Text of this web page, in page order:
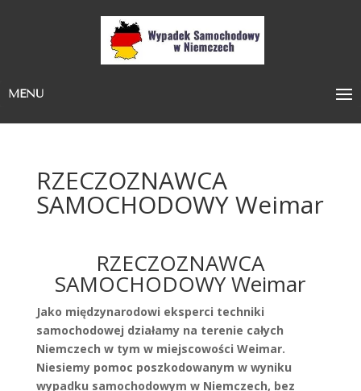
MENU
RZECZOZNAWCA
SAMOCHODOWY Weimar
RZECZOZNAWCA
SAMOCHODOWY Weimar
Jako międzynarodowi eksperci techniki
samochodowej działamy na terenie całych
Niemczech w tym w miejscowości Weimar.
Niesiemy pomoc poszkodowanym w wyniku
wypadku samochodowym w Niemczech, bez